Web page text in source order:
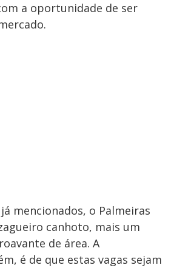
a oportunidade de ser
mencionados, o Palmeiras
canhoto, mais um
de área. A
é de que estas vagas sejam